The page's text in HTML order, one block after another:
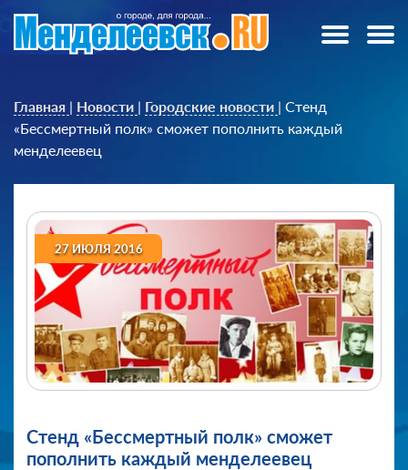
Главная | Новости | Городские новости | Стенд
«Бессмертный полк» сможет пополнить каждый
менделеевец
27 ИЮЛЯ 2016
Стенд «Бессмертный полк» сможет
пополнить каждый менделеевец